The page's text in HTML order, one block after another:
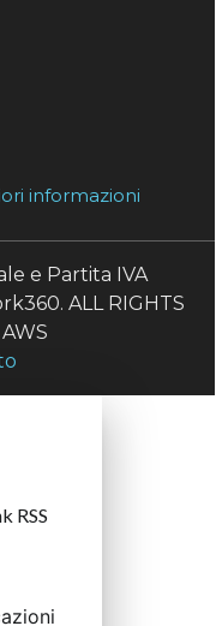
informazioni
e Partita IVA
ALL RIGHTS
RSS